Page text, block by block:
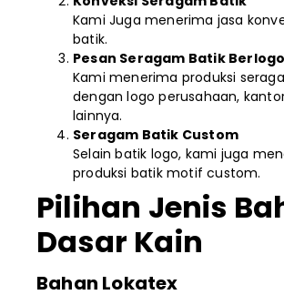
Kami Juga menerima jasa
batik.
Pesan Seragam Batik Berlogo
Kami menerima produksi
dengan logo perusahaan,
lainnya.
Seragam Batik Custom
Selain batik logo, kami juga
produksi batik motif custom.
Pilihan Jenis
Dasar Kain
Bahan Lokatex